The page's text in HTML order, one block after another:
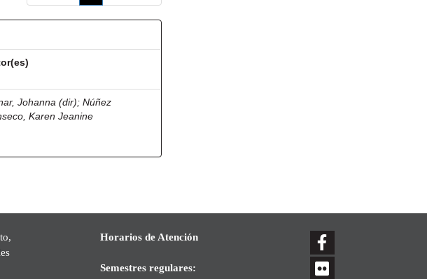
Johanna (dir);Núñez
Karen Jeanine
Horarios de Atención
Semestres regulares: